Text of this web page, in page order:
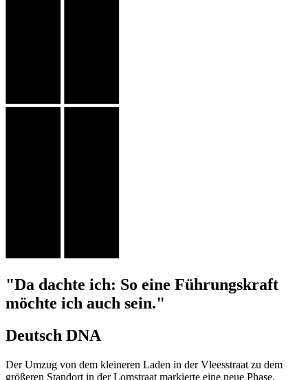
"Da dachte ich: So eine Führungskraft
möchte ich auch sein."
Deutsch DNA
Der Umzug von dem kleineren Laden in der Vleesstraat zu dem
größeren Standort in der Lomstraat markierte eine neue Phase.